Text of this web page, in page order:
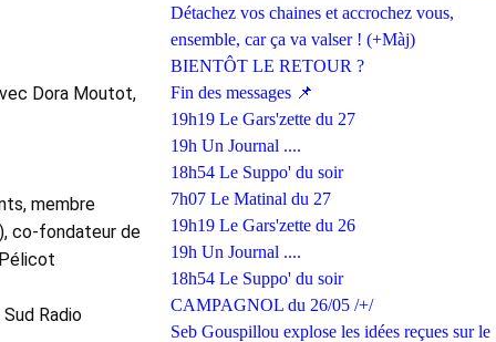
Dora Moutot,
membre
co-fondateur de
Radio
Détachez vos chaines et accrochez vous,
ensemble, car ça va valser ! (+Màj)
BIENTÔT LE RETOUR ?
Fin des messages 📌
19h19 Le Gars'zette du 27
19h Un Journal ....
18h54 Le Suppo' du soir
7h07 Le Matinal du 27
19h19 Le Gars'zette du 26
19h Un Journal ....
18h54 Le Suppo' du soir
CAMPAGNOL du 26/05 /+/
Seb Gouspillou explose les idées reçues sur le